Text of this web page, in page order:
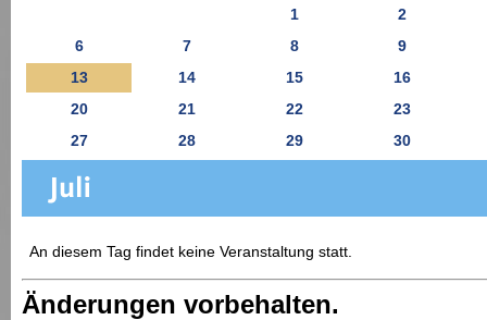
1
2
6
7 8
9
13
14 15
16
20
21 22
23
27
28 29 30
An diesem Tag findet keine Veranstaltung statt.
Änderungen vorbehalten.